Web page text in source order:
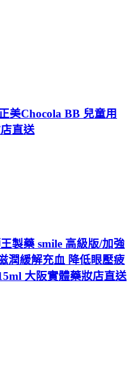
美Chocola BB 兒童用
直送
製藥 smile 高級版/加強
潤緩解充血 降低眼壓疲
大阪實體藥妝店直送